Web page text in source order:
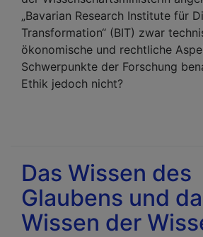
„Bavarian Research Institute für
Transformation“ (BIT) zwar
ökonomische und rechtliche
Schwerpunkte der Forschung
Ethik jedoch nicht?
Das Wissen des
Glaubens und
Wissen der